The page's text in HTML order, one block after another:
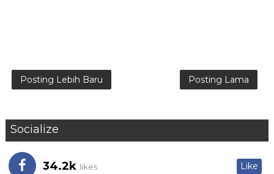
Posting Lebih Baru Posting Lama
Socialize
34.2k likes Like